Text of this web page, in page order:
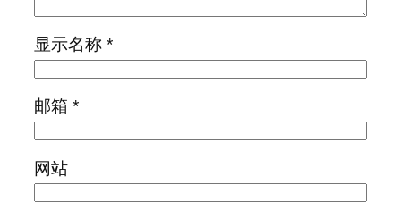
显示名称 *
邮箱 *
网站